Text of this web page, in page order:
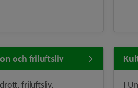
och friluftsliv
friluftsliv,
I